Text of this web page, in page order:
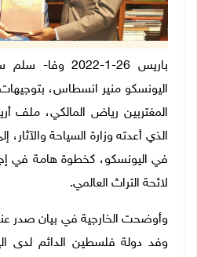
باريس 26-1-2022
اليونسكو منير انسطاس،
المغتربين رياض المالكي، ملف
الذي أعدته وزارة السياحة والآثار،
في اليونسكو، كخطوة هامة في
لائحة التراث العالمي.
وأوضحت الخارجية في بيان صدر
وفد دولة فلسطين الدائم لدى